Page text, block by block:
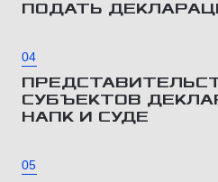
ПОДАТЬ
04
СУБЪЕКТОВ
НАПК И СУДЕ
05